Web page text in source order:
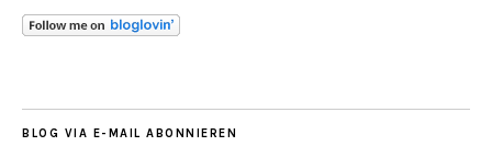
BLOG VIA E-MAIL ABONNIEREN